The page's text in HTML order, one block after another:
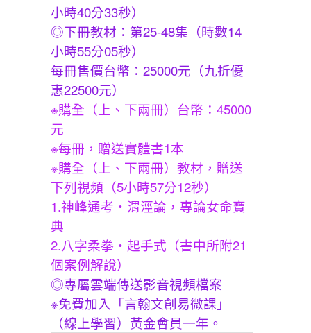
小時40分33秒）
◎下冊教材：第25-48集（時數14
小時55分05秒）
每冊售價台幣：25000元（九折優
惠22500元）
※購全（上、下兩冊）台幣：45000
元
※每冊，贈送實體書1本
※購全（上、下兩冊）教材，贈送
下列視頻（5小時57分12秒）
1.神峰通考・渭涇論，專論女命寶
典
2.八字柔拳・起手式（書中所附21
個案例解說）
◎專屬雲端傳送影音視頻檔案
※免費加入「言翰文創易微課」
（線上學習）黃金會員一年。